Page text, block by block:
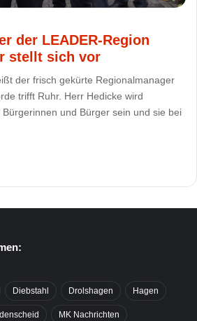
der LEADER-Region
stellt sich vor
der frisch gekürte Regionalmanager
trifft Ruhr. Herr Hedicke wird
und Bürger sein und sie bei
Diebstahl Drolshagen Hagen
MK Nachrichten